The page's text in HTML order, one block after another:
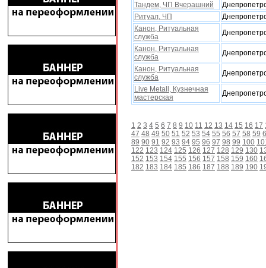
Тандем, ЧП Вчерашний
Ритуал, ЧП
Канон, Ритуальная
служба
Канон, Ритуальная
служба
Канон, Ритуальная
служба
Live Metall, Кузнечная
мастерская
1 2 3 4 5 6 7 8 9 10 11 12 13 14 15 16 17
47 48 49 50 51 52 53 54 55 56 57 58 59
89 90 91 92 93 94 95 96 97 98 99 100
122 123 124 125 126 127 128 129 130
152 153 154 155 156 157 158 159 160
182 183 184 185 186 187 188 189 190